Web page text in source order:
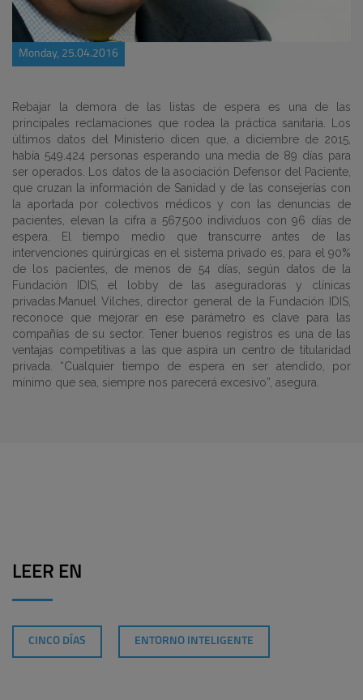
Monday, 25.04.2016
Rebajar la demora de las listas de espera es una de las
principales reclamaciones que rodea la práctica sanitaria. Los
últimos datos del Ministerio dicen que, a diciembre de 2015,
había 549.424 personas esperando una media de 89 días para
ser operados. Los datos de la asociación Defensor del Paciente,
que cruzan la información de Sanidad y de las consejerías con
la aportada por colectivos médicos y con las denuncias de
pacientes, elevan la cifra a 567.500 individuos con 96 días de
espera. El tiempo medio que transcurre antes de las
intervenciones quirúrgicas en el sistema privado es, para el 90%
de los pacientes, de menos de 54 días, según datos de la
Fundación IDIS, el lobby de las aseguradoras y clínicas
privadas.Manuel Vilches, director general de la Fundación IDIS,
reconoce que mejorar en ese parámetro es clave para las
compañías de su sector. Tener buenos registros es una de las
ventajas competitivas a las que aspira un centro de titularidad
privada. “Cualquier tiempo de espera en ser atendido, por
mínimo que sea, siempre nos parecerá excesivo”, asegura.
LEER EN
CINCO DÍAS ENTORNO INTELIGENTE